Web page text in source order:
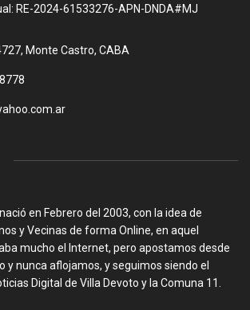
RE-2024-61533276-APN-DNDA#MJ
Monte Castro, CABA
en Febrero del 2003, con la idea de
y Vecinas de forma Online, en aquel
mucho el Internet, pero apostamos desde
y nunca aflojamos, y seguimos siendo el
Digital de Villa Devoto y la Comuna 11.